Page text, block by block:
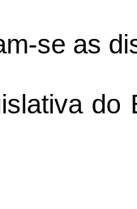
se as